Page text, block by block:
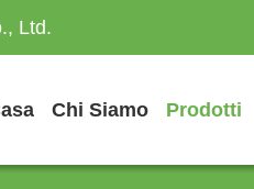
Ltd.
Chi Siamo Prodotti